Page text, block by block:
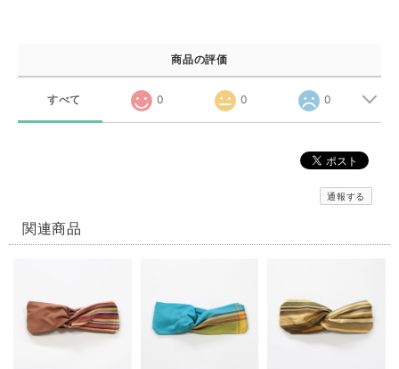
商品の評価
すべて 0 0 0
通報する
関連商品